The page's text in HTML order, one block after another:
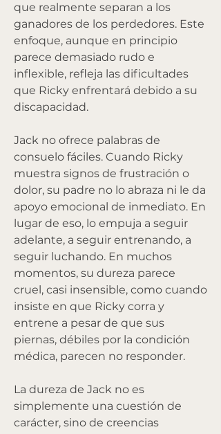
que realmente separan a los
ganadores de los perdedores. Este
enfoque, aunque en principio
parece demasiado rudo e
inflexible, refleja las dificultades
que Ricky enfrentará debido a su
discapacidad.
Jack no ofrece palabras de
consuelo fáciles. Cuando Ricky
muestra signos de frustración o
dolor, su padre no lo abraza ni le da
apoyo emocional de inmediato. En
lugar de eso, lo empuja a seguir
adelante, a seguir entrenando, a
seguir luchando. En muchos
momentos, su dureza parece
cruel, casi insensible, como cuando
insiste en que Ricky corra y
entrene a pesar de que sus
piernas, débiles por la condición
médica, parecen no responder.
La dureza de Jack no es
simplemente una cuestión de
carácter, sino de creencias